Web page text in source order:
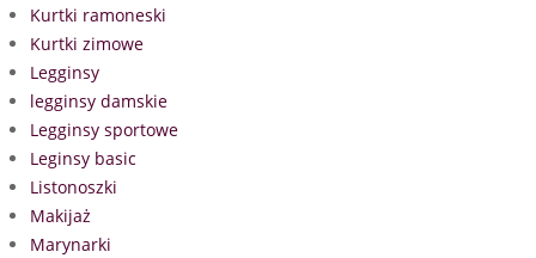
Kurtki ramoneski
Kurtki zimowe
Legginsy
legginsy damskie
Legginsy sportowe
Leginsy basic
Listonoszki
Makijaż
Marynarki